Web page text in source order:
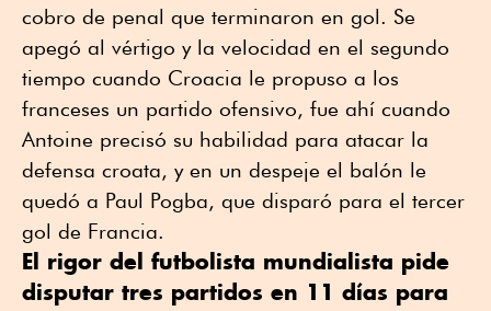
cobro de penal que terminaron en gol. Se
apegó al vértigo y la velocidad en el segundo
tiempo cuando Croacia le propuso a los
franceses un partido ofensivo, fue ahí cuando
Antoine precisó su habilidad para atacar la
defensa croata, y en un despeje el balón le
quedó a Paul Pogba, que disparó para el tercer
gol de Francia.
El rigor del futbolista mundialista pide
disputar tres partidos en 11 días para